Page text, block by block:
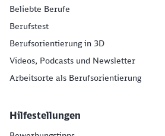
Beliebte Berufe
Berufstest
Berufsorientierung in 3D
Videos, Podcasts und Newsletter
Arbeitsorte als Berufsorientierung
Hilfestellungen